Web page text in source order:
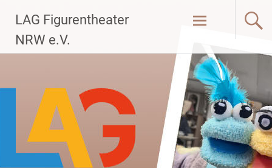
Inhalt
springen
LAG Figurentheater
NRW e.V.